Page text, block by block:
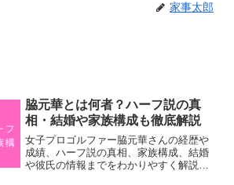
家事太郎
脇元華とは何者？ハーフ説の真
相・結婚や家族構成も徹底解説
女子プロゴルファー脇元華さんの経歴や
成績、ハーフ説の真相、家族構成、結婚
や彼氏の情報までをわかりやすく解説。